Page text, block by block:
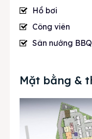
Hồ bơi
Công viên
Sân nướng BBQ
Mặt bằng &